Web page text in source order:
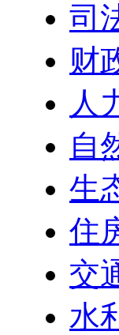
司
财
人
自
生
住
交
水